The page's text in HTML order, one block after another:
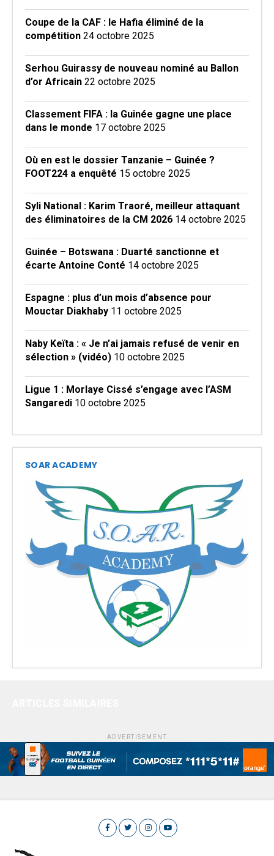
Coupe de la CAF : le Hafia éliminé de la
compétition 24 octobre 2025
Serhou Guirassy de nouveau nominé au Ballon
d’or Africain 22 octobre 2025
Classement FIFA : la Guinée gagne une place
dans le monde 17 octobre 2025
Où en est le dossier Tanzanie – Guinée ?
FOOT224 a enquêté 15 octobre 2025
Syli National : Karim Traoré, meilleur attaquant
des éliminatoires de la CM 2026 14 octobre 2025
Guinée – Botswana : Duarté sanctionne et
écarte Antoine Conté 14 octobre 2025
Espagne : plus d’un mois d’absence pour
Mouctar Diakhaby 11 octobre 2025
Naby Keïta : « Je n’ai jamais refusé de venir en
sélection » (vidéo) 10 octobre 2025
Ligue 1 : Morlaye Cissé s’engage avec l’ASM
Sangaredi 10 octobre 2025
SOAR ACADEMY
ADVERTISEMENT